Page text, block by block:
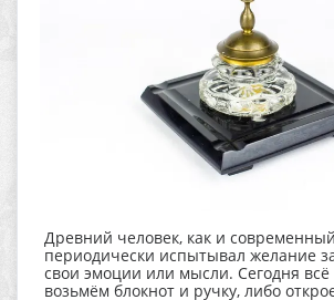
Древний человек, как и
периодически испытывал желание
свои эмоции или мысли. Сегодня всё
возьмём блокнот и ручку, либо